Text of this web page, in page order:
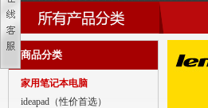
家用笔记本电脑
商用笔记本电脑
商品分类
家用笔记本电脑
ideapad（性价首选）